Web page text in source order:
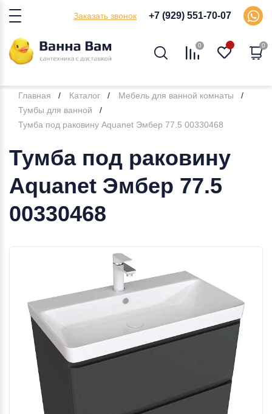
Заказать звонок +7 (929) 551-70-07
0 0
Главная Каталог
Мебель для ванной комнаты
Тумбы для ванной
Тумба под раковину Aquanet Эмбер 77.5 00330468
Тумба под раковину
Aquanet Эмбер 77.5
00330468